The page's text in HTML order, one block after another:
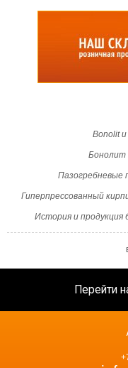
Bonolit
Бонолит
Пазогребневые
Гиперпрессованный
История и продукция
Перейти